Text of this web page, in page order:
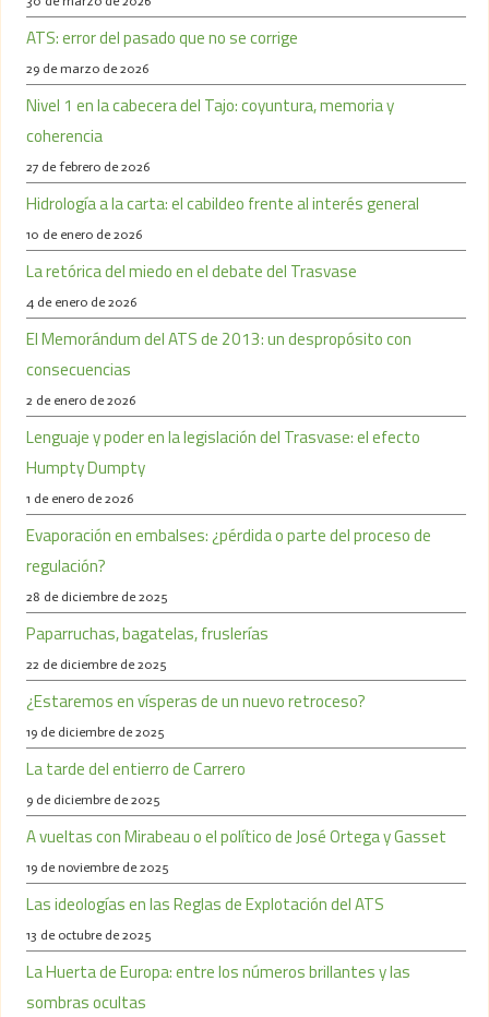
ATS: error del pasado que no se corrige
29 de marzo de 2026
Nivel 1 en la cabecera del Tajo: coyuntura, memoria y
coherencia
27 de febrero de 2026
Hidrología a la carta: el cabildeo frente al interés general
10 de enero de 2026
La retórica del miedo en el debate del Trasvase
4 de enero de 2026
El Memorándum del ATS de 2013: un despropósito con
consecuencias
2 de enero de 2026
Lenguaje y poder en la legislación del Trasvase: el efecto
Humpty Dumpty
1 de enero de 2026
Evaporación en embalses: ¿pérdida o parte del proceso de
regulación?
28 de diciembre de 2025
Paparruchas, bagatelas, fruslerías
22 de diciembre de 2025
¿Estaremos en vísperas de un nuevo retroceso?
19 de diciembre de 2025
La tarde del entierro de Carrero
9 de diciembre de 2025
A vueltas con Mirabeau o el político de José Ortega y Gasset
19 de noviembre de 2025
Las ideologías en las Reglas de Explotación del ATS
13 de octubre de 2025
La Huerta de Europa: entre los números brillantes y las
sombras ocultas